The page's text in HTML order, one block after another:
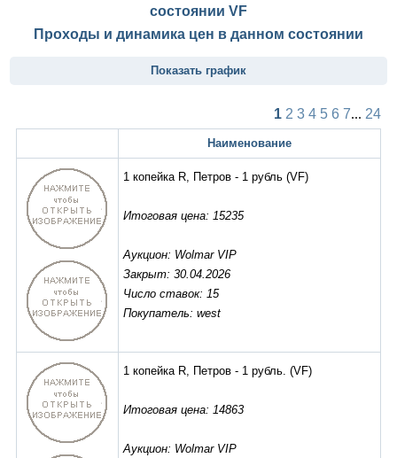
состоянии VF
Проходы и динамика цен в данном состоянии
Показать график
1 2 3 4 5 6 7... 24
Наименование
1 копейка R, Петров - 1 рубль (VF)
Итоговая цена: 15235
Аукцион: Wolmar VIP
Закрыт: 30.04.2026
Число ставок: 15
Покупатель: west
1 копейка R, Петров - 1 рубль. (VF)
Итоговая цена: 14863
Аукцион: Wolmar VIP